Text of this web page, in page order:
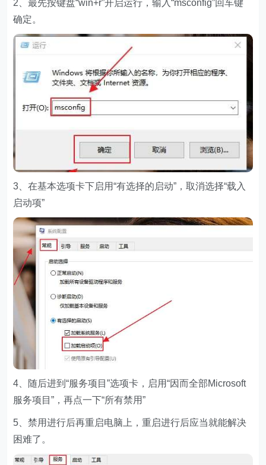
2、最先按键盘“win+r”开启运行，输入“msconfig”回车键
确定。
3、在基本选项卡下启用“有选择的启动”，取消选择“载入
启动项”
4、随后进到“服务项目”选项卡，启用“因而全部Microsoft
服务项目”，再点一下“所有禁用”
5、禁用进行后再重启电脑上，重启进行后应当就能解决
困难了。